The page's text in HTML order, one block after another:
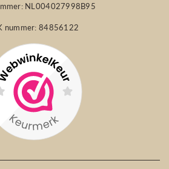
NL004027998B95
nummer: 84856122